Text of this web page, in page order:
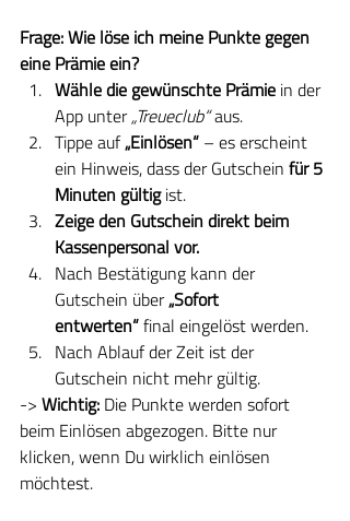
Frage: Wie löse ich meine Punkte gegen
eine Prämie ein?
Wähle die gewünschte Prämie in der
App unter „Treueclub“ aus.
Tippe auf „Einlösen“ – es erscheint
ein Hinweis, dass der Gutschein für 5
Minuten gültig ist.
Zeige den Gutschein direkt beim
Kassenpersonal vor.
Nach Bestätigung kann der
Gutschein über „Sofort
entwerten“ final eingelöst werden.
Nach Ablauf der Zeit ist der
Gutschein nicht mehr gültig.
-> Wichtig: Die Punkte werden sofort
beim Einlösen abgezogen. Bitte nur
klicken, wenn Du wirklich einlösen
möchtest.